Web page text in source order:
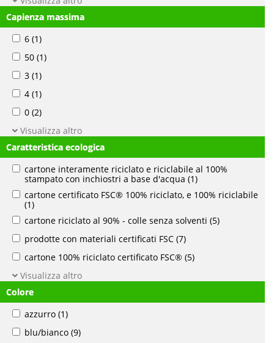
Capienza massima
6 (1)
50 (1)
3 (1)
4 (1)
0 (2)
Visualizza altro
Caratteristica ecologica
cartone interamente riciclato e riciclabile al 100%
stampato con inchiostri a base d'acqua (1)
cartone certificato FSC® 100% riciclato, e 100% riciclabile
(1)
cartone riciclato al 90% - colle senza solventi (5)
prodotte con materiali certificati FSC (7)
cartone 100% riciclato certificato FSC® (5)
Visualizza altro
Colore
azzurro (1)
blu/bianco (9)